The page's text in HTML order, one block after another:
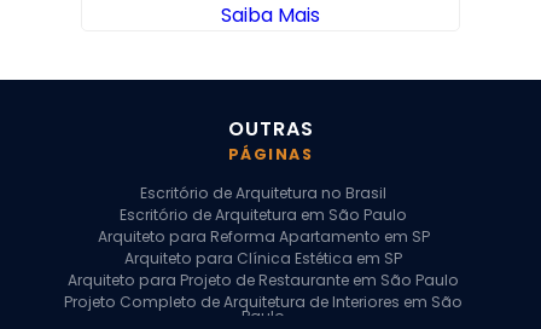
Saiba Mais
OUTRAS
PÁGINAS
Escritório de Arquitetura no Brasil
Escritório de Arquitetura em São Paulo
Arquiteto para Reforma Apartamento em SP
Arquiteto para Clínica Estética em SP
Arquiteto para Projeto de Restaurante em São Paulo
Projeto Completo de Arquitetura de Interiores em São
Paulo